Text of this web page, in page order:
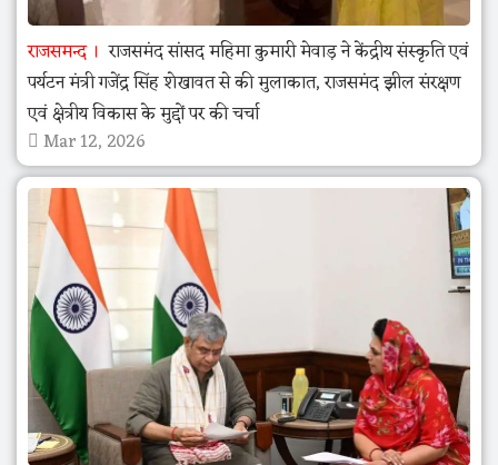
राजसमन्द
राजसमंद सांसद महिमा कुमारी मेवाड़ ने केंद्रीय संस्कृति एवं
पर्यटन मंत्री गजेंद्र सिंह शेखावत से की मुलाकात, राजसमंद झील संरक्षण
एवं क्षेत्रीय विकास के मुद्दों पर की चर्चा
Mar 12, 2026